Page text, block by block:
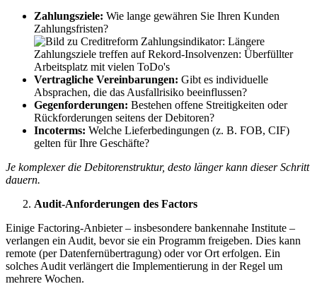
Zahlungsziele: Wie lange gewähren Sie Ihren Kunden
Zahlungsfristen?
Vertragliche Vereinbarungen: Gibt es individuelle
Absprachen, die das Ausfallrisiko beeinflussen?
Gegenforderungen: Bestehen offene Streitigkeiten oder
Rückforderungen seitens der Debitoren?
Incoterms: Welche Lieferbedingungen (z. B. FOB, CIF)
gelten für Ihre Geschäfte?
Je komplexer die Debitorenstruktur, desto länger kann dieser Schritt
dauern.
Audit-Anforderungen des Factors
Einige Factoring-Anbieter – insbesondere bankennahe Institute –
verlangen ein Audit, bevor sie ein Programm freigeben. Dies kann
remote (per Datenfernübertragung) oder vor Ort erfolgen. Ein
solches Audit verlängert die Implementierung in der Regel um
mehrere Wochen.